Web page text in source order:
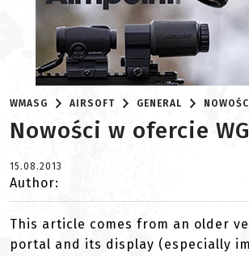
WMASG AIRSOFT GENERAL
Nowości w ofercie
15.08.2013
Author:
This article comes from an older
portal and its display (especially